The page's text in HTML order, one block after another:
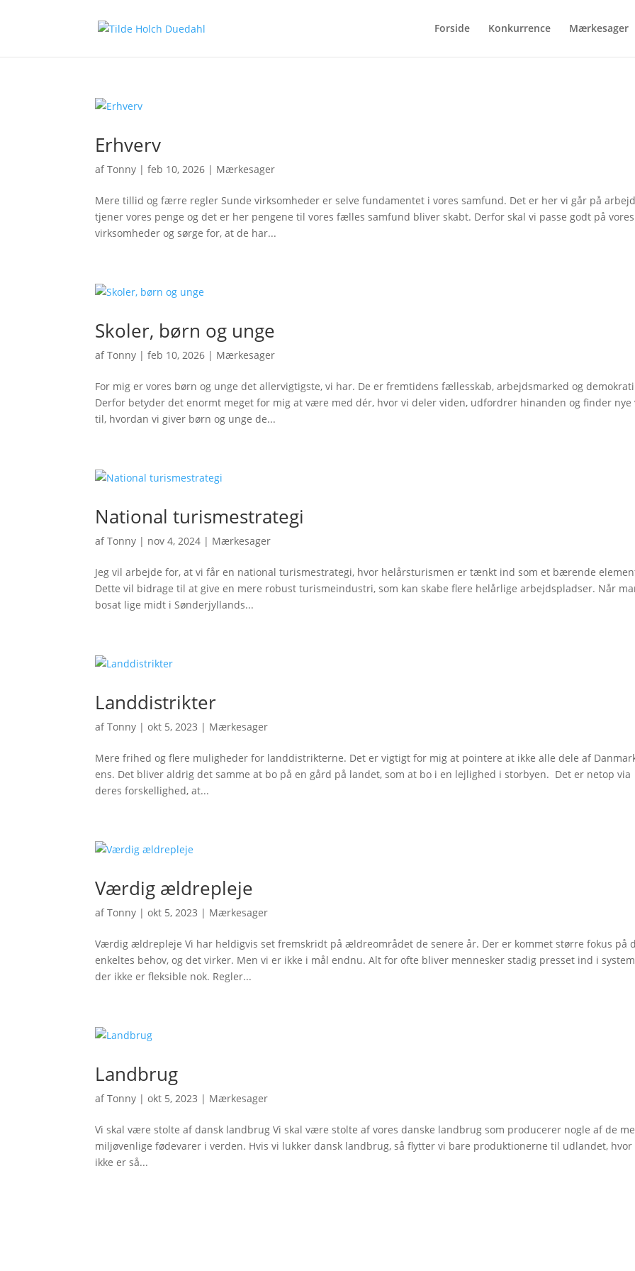
Forside Konkurrence Mærkesager
Erhverv
afTonny |feb 10, 2026 | Mærkesager
Mere tillid og færre regler Sunde virksomheder er selve fundamentet i vores samfund. Det er her vi går på
tjener vores penge og det er her pengene til vores fælles samfund bliver skabt. Derfor skal vi passe godt på vores
virksomheder og sørge for, at de har...
Skoler, børn og unge
afTonny |feb 10, 2026 | Mærkesager
For mig er vores børn og unge det allervigtigste, vi har. De er fremtidens fællesskab, arbejdsmarked og
Derfor betyder det enormt meget for mig at være med dér, hvor vi deler viden, udfordrer hinanden og finder nye
til, hvordan vi giver børn og unge de...
National turismestrategi
afTonny | nov 4, 2024 | Mærkesager
Jeg vil arbejde for, at vi får en national turismestrategi, hvor helårsturismen er tænkt ind som et bærende
Dette vil bidrage til at give en mere robust turismeindustri, som kan skabe flere helårlige arbejdspladser. Når
bosat lige midt i Sønderjyllands...
Landdistrikter
afTonny |okt 5, 2023 | Mærkesager
Mere frihed og flere muligheder for landdistrikterne. Det er vigtigt for mig at pointere at ikke alle dele af
ens. Det bliver aldrig det samme at bo på en gård på landet, som at bo i en lejlighed i storbyen. Det er netop via
deres forskellighed, at...
Værdig ældrepleje
afTonny |okt 5, 2023 | Mærkesager
Værdig ældrepleje Vi har heldigvis set fremskridt på ældreområdet de senere år. Der er kommet større fokus på
enkeltes behov, og det virker. Men vi er ikke i mål endnu. Alt for ofte bliver mennesker stadig presset ind i
der ikke er fleksible nok. Regler...
Landbrug
afTonny |okt 5, 2023 | Mærkesager
Vi skal være stolte af dansk landbrug Vi skal være stolte af vores danske landbrug som producerer nogle af de
miljøvenlige fødevarer i verden. Hvis vi lukker dansk landbrug, så flytter vi bare produktionerne til udlandet, hvor
ikke er så...